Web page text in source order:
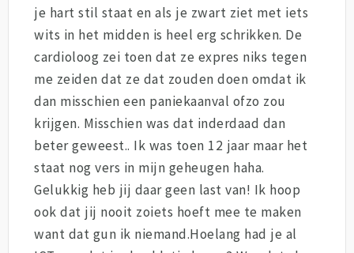
je hart stil staat en als je zwart ziet met iets
wits in het midden is heel erg schrikken. De
cardioloog zei toen dat ze expres niks tegen
me zeiden dat ze dat zouden doen omdat ik
dan misschien een paniekaanval ofzo zou
krijgen. Misschien was dat inderdaad dan
beter geweest.. Ik was toen 12 jaar maar het
staat nog vers in mijn geheugen haha.
Gelukkig heb jij daar geen last van! Ik hoop
ook dat jij nooit zoiets hoeft mee te maken
want dat gun ik niemand.Hoelang had je al